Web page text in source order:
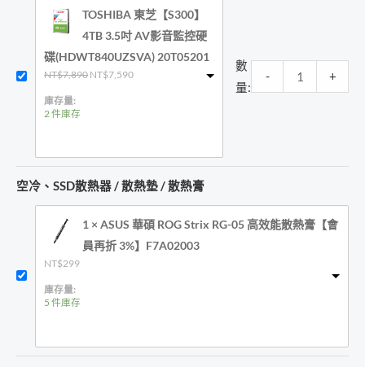
TOSHIBA 東芝【S300】
4TB 3.5吋 AV影音監控硬
碟(HDWT840UZSVA) 20T05201
NT$7,890 原
NT$7,590目
庫存量:
2 件庫存
數
量:
- +
空冷、SSD散熱器 / 散熱墊 / 散熱膏
1 × ASUS 華碩 ROG Strix RG-05 高效能散熱膏【會
員再折 3%】F7A02003
NT$299
庫存量:
5 件庫存